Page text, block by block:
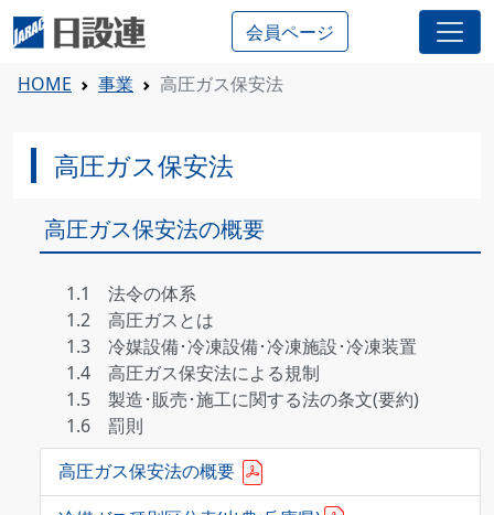
会員ページ
HOME 事業 高圧ガス保安法
高圧ガス保安法
高圧ガス保安法の概要
1.1 法令の体系
1.2 高圧ガスとは
1.3 冷媒設備･冷凍設備･冷凍施設･冷凍装置
1.4 高圧ガス保安法による規制
1.5 製造･販売･施工に関する法の条文(要約)
1.6 罰則
高圧ガス保安法の概要